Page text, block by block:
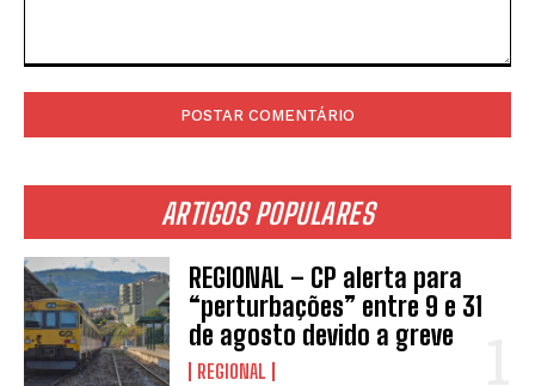
ARTIGOS POPULARES
REGIONAL – CP alerta para
“perturbações” entre 9 e 31
de agosto devido a greve
REGIONAL